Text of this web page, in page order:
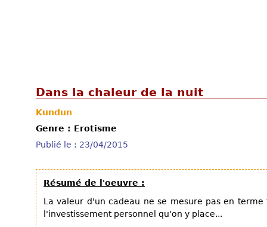
Dans la chaleur de la nuit
Kundun
Genre : Erotisme
Publié le : 23/04/2015
Résumé de l'oeuvre :
La valeur d'un cadeau ne se mesure pas en
l'investissement personnel qu'on y place...